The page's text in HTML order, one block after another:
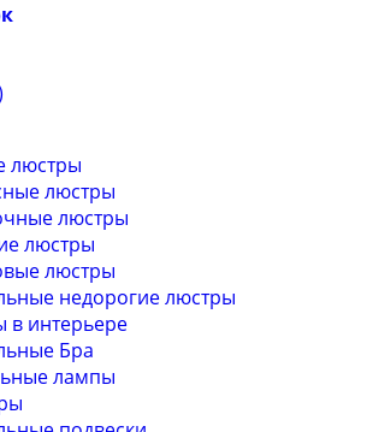
люстры
люстры
люстры
люстры
люстры
недорогие люстры
в интерьере
Бра
лампы